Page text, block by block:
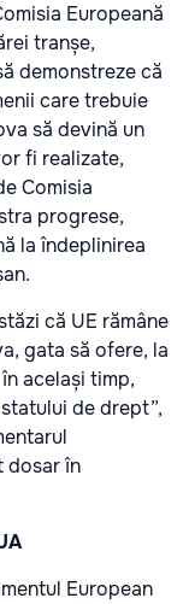
Europeană
tranșe,
demonstreze că
care trebuie
să devină un
fi realizate,
Comisia
progrese,
la îndeplinirea
că UE rămâne
gata să ofere, la
același timp,
de drept”,
dosar în
European